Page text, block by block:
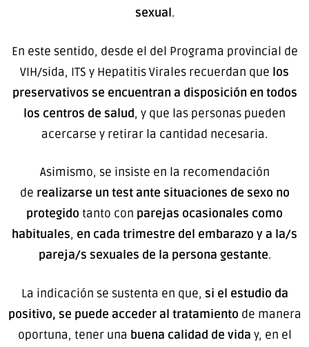
sexual.
En este sentido, desde el del Programa provincial de
VIH/sida, ITS y Hepatitis Virales recuerdan que los
preservativos se encuentran a disposición en todos
los centros de salud, y que las personas pueden
acercarse y retirar la cantidad necesaria.
Asimismo, se insiste en la recomendación
de realizarse un test ante situaciones de sexo no
protegido tanto con parejas ocasionales como
habituales, en cada trimestre del embarazo y a la/s
pareja/s sexuales de la persona gestante.
La indicación se sustenta en que, si el estudio da
positivo, se puede acceder al tratamiento de manera
oportuna, tener una buena calidad de vida y, en el